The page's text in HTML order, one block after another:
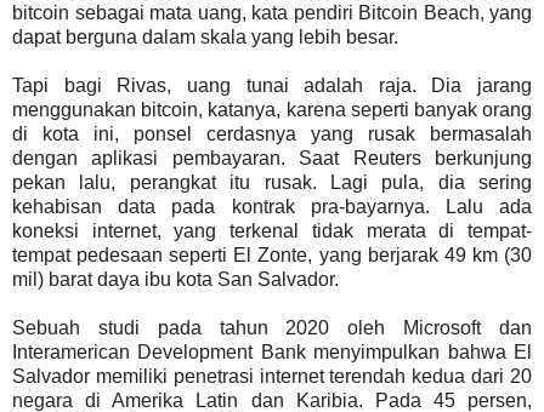
bitcoin sebagai mata uang, kata pendiri Bitcoin Beach, yang
dapat berguna dalam skala yang lebih besar.
Tapi bagi Rivas, uang tunai adalah raja. Dia jarang
menggunakan bitcoin, katanya, karena seperti banyak orang
di kota ini, ponsel cerdasnya yang rusak bermasalah
dengan aplikasi pembayaran. Saat Reuters berkunjung
pekan lalu, perangkat itu rusak. Lagi pula, dia sering
kehabisan data pada kontrak pra-bayarnya. Lalu ada
koneksi internet, yang terkenal tidak merata di tempat-
tempat pedesaan seperti El Zonte, yang berjarak 49 km (30
mil) barat daya ibu kota San Salvador.
Sebuah studi pada tahun 2020 oleh Microsoft dan
Interamerican Development Bank menyimpulkan bahwa El
Salvador memiliki penetrasi internet terendah kedua dari 20
negara di Amerika Latin dan Karibia. Pada 45 persen,